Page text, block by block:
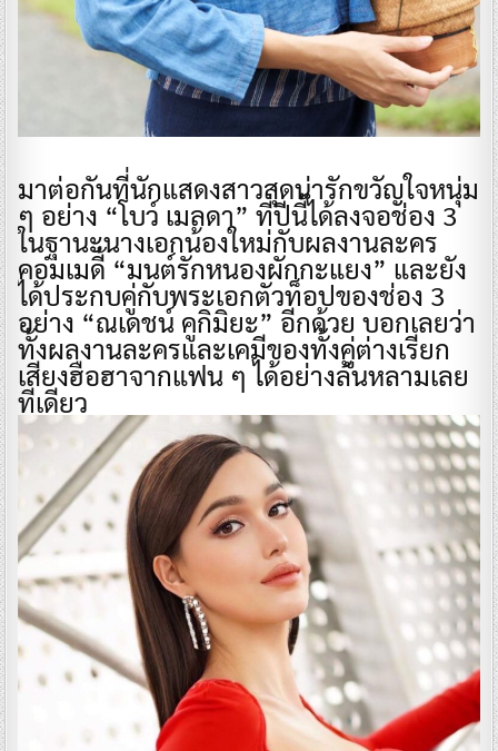
มาต่อกันที่นักแสดงสาวสุดน่ารักขวัญใจหนุ่ม
ๆ อย่าง “โบว์ เมลดา” ที่ปีนี้ได้ลงจอช่อง 3
ในฐานะนางเอกน้องใหม่กับผลงานละคร
คอมเมดี้ “มนต์รักหนองผักกะแยง” และยัง
ได้ประกบคู่กับพระเอกตัวท็อปของช่อง 3
อย่าง “ณเดชน์ คูกิมิยะ” อีกด้วย บอกเลยว่า
ทั้งผลงานละครและเคมีของทั้งคู่ต่างเรียก
เสียงฮือฮาจากแฟน ๆ ได้อย่างล้นหลามเลย
ทีเดียว